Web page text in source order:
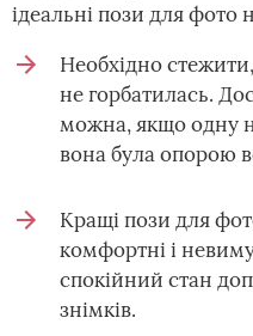
ідеальні пози для фото
Необхідно
не горбатилась.
можна, якщо одну
вона була опорою
Кращі пози для
комфортні і
спокійний стан
знімків.